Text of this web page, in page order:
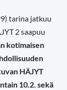
tarina jatkuu
2 saapuu
kotimaisen
HÄJYT
10.2. sekä